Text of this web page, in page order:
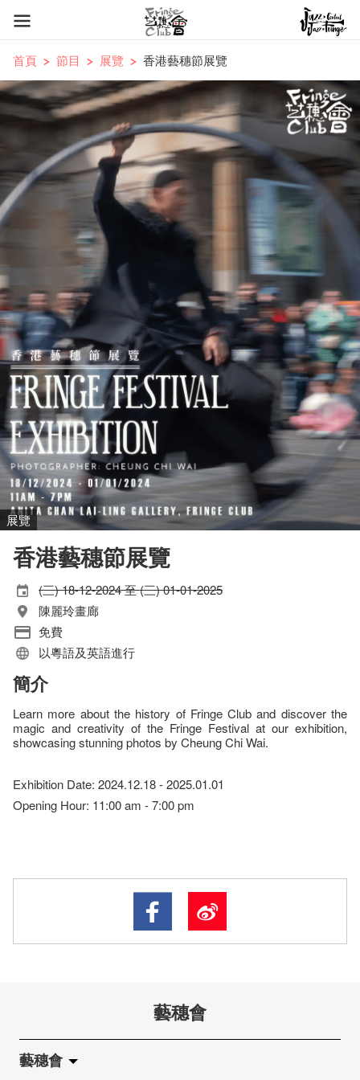
首頁 節目 展覽 香港藝穗節展覽
展覽
香港藝穗節展覽
(三) 18-12-2024 至 (三) 01-01-2025
陳麗玲畫廊
免費
以粵語及英語進行
簡介
Learn more about the history of Fringe Club and discover the
magic and creativity of the Fringe Festival at our exhibition,
showcasing stunning photos by Cheung Chi Wai.
Exhibition Date: 2024.12.18 - 2025.01.01
Opening Hour: 11:00 am - 7:00 pm
藝穗會
藝穗會